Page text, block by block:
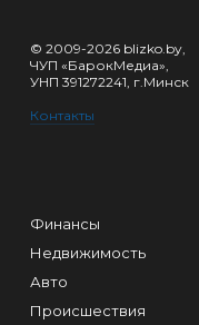
© 2009-2026 blizko.by,
ЧУП «БарокМедиа»,
УНП 391272241, г.Минск
Контакты
Финансы
Недвижимость
Авто
Происшествия